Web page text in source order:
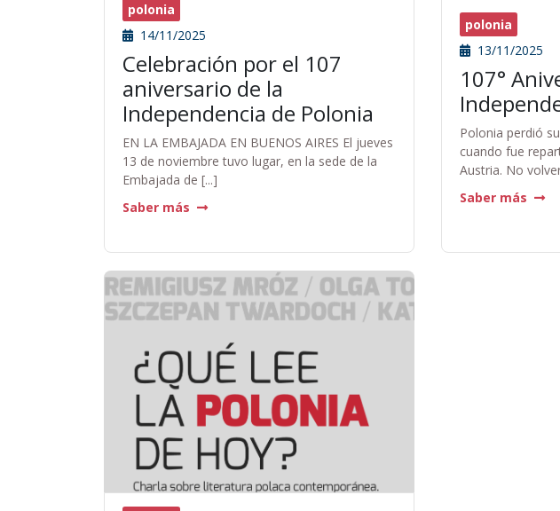
polonia
14/11/2025
Celebración por el 107
aniversario de la
Independencia de Polonia
EN LA EMBAJADA EN BUENOS AIRES El jueves
13 de noviembre tuvo lugar, en la sede de la
Embajada de [...]
Saber más
polonia
13/11/2025
107°
Polonia perdió
cuando fue
Austria. No
Saber más